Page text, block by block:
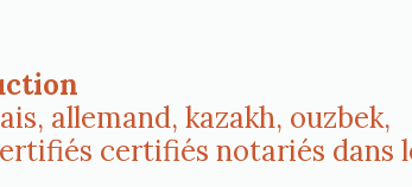
allemand, kazakh, ouzbek,
certifiés notariés dans